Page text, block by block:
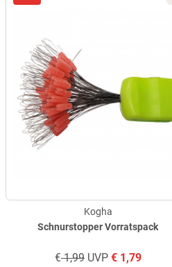
Schnurstopper Vorratspack
Kogha
€1,99UVP €1,79